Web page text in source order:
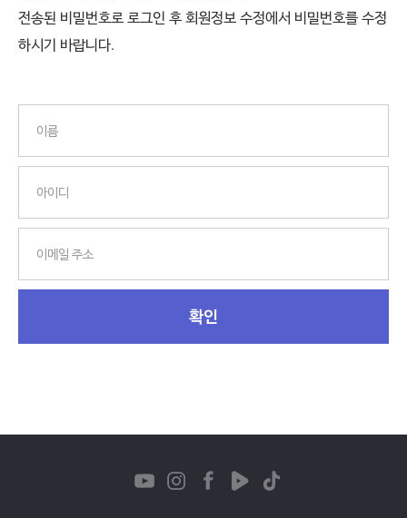
전송된 비밀번호로 로그인 후 회원정보 수정에서 비밀번호를 수정
하시기 바랍니다.
이름
아이디
이메일 주소
확인